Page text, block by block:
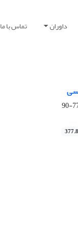
داوران تماس با ما